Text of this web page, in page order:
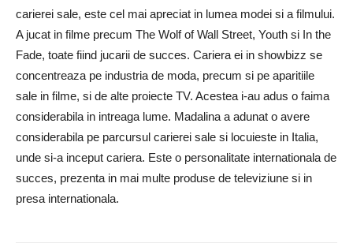
carierei sale, este cel mai apreciat in lumea modei si a filmului.
A jucat in filme precum The Wolf of Wall Street, Youth si In the
Fade, toate fiind jucarii de succes. Cariera ei in showbizz se
concentreaza pe industria de moda, precum si pe aparitiile
sale in filme, si de alte proiecte TV. Acestea i-au adus o faima
considerabila in intreaga lume. Madalina a adunat o avere
considerabila pe parcursul carierei sale si locuieste in Italia,
unde si-a inceput cariera. Este o personalitate internationala de
succes, prezenta in mai multe produse de televiziune si in
presa internationala.